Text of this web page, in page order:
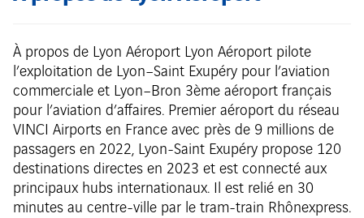
À propos de Lyon Aéroport Lyon Aéroport pilote
l’exploitation de Lyon–Saint Exupéry pour l’aviation
commerciale et Lyon–Bron 3ème aéroport français
pour l’aviation d’affaires. Premier aéroport du réseau
VINCI Airports en France avec près de 9 millions de
passagers en 2022, Lyon-Saint Exupéry propose 120
destinations directes en 2023 et est connecté aux
principaux hubs internationaux. Il est relié en 30
minutes au centre-ville par le tram-train Rhônexpress.